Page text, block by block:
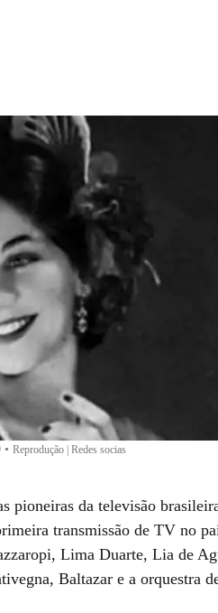
• Reprodução | Redes socias
pioneiras da televisão
transmissão de TV no
Lima Duarte, Lia de
Baltazar e a orquestra